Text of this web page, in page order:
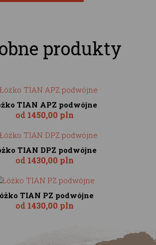
produkty
TIAN APZ podwójne
od 1450,00 pln
TIAN DPZ podwójne
od 1430,00 pln
TIAN PZ podwójne
od 1430,00 pln